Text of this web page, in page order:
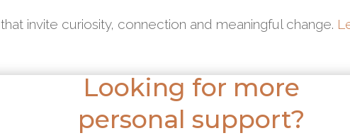
invite curiosity, connection and meaningful change.
Looking for more
personal support?